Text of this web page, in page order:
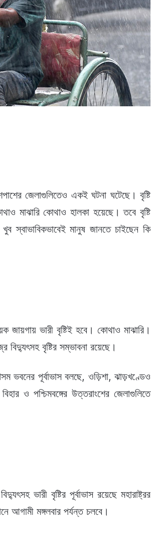
জেলাগুলিতেও একই ঘটনা ঘটেছে। বৃষ্টি
মাঝারি কোথাও হালকা হয়েছে। তবে বৃষ্টি
স্বাভাবিকভাবেই মানুষ জানতে চাইছেন কি
জায়গায় ভারী বৃষ্টিই হবে। কোথাও মাঝারি।
বৃষ্টির সম্ভাবনা রয়েছে।
ভবনের পূর্বাভাস বলছে, ওড়িশা, ঝাড়খণ্ডেও
ও পশ্চিমবঙ্গের উত্তরাংশের জেলাগুলিতে
ভারী বৃষ্টির পূর্বাভাস রয়েছে মহারাষ্ট্রর
আগামী মঙ্গলবার পর্যন্ত চলবে।